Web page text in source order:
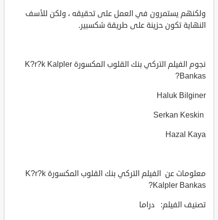
ولكنهم يستمرون في العمل على تحقيقه ، ولكن للأسف
النهاية تكون حزينة على طريقة شكسبير.
نجوم الفيلم التركي بنك القلوب المكسورة K?r?k Kalpler
Bankas?
Haluk Bilginer
Hazal Kaya
معلومات عن الفيلم التركي بنك القلوب المكسورة K?r?k
Kalpler Bankas?
تصنيف الفيلم: دراما